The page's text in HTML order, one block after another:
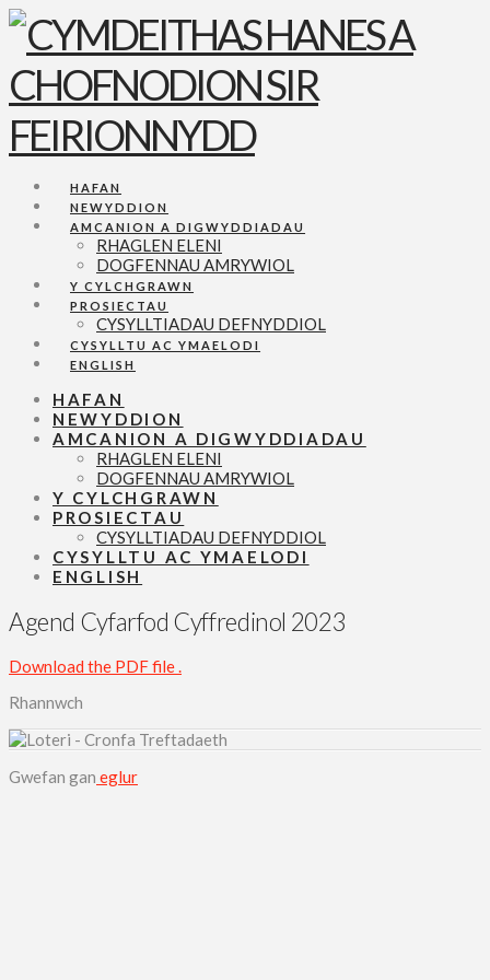
Navigation
HAFAN
NEWYDDION
AMCANION A DIGWYDDIADAU
RHAGLEN ELENI
DOGFENNAU AMRYWIOL
Y CYLCHGRAWN
PROSIECTAU
CYSYLLTIADAU DEFNYDDIOL
CYSYLLTU AC YMAELODI
ENGLISH
HAFAN
NEWYDDION
AMCANION A DIGWYDDIADAU
RHAGLEN ELENI
DOGFENNAU AMRYWIOL
Y CYLCHGRAWN
PROSIECTAU
CYSYLLTIADAU DEFNYDDIOL
CYSYLLTU AC YMAELODI
ENGLISH
Agend Cyfarfod Cyffredinol 2023
Download the PDF file .
Rhannwch
Gwefan gan eglur